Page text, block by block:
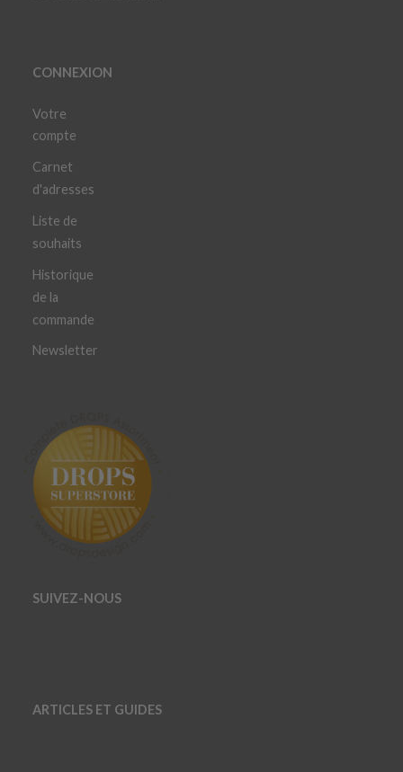
CONNEXION
Votre
compte
Carnet
d'adresses
Liste de
souhaits
Historique
de la
commande
Newsletter
SUIVEZ-NOUS
ARTICLES ET GUIDES